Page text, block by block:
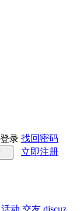
录 找回密码
立即注册
活动 交友 discuz